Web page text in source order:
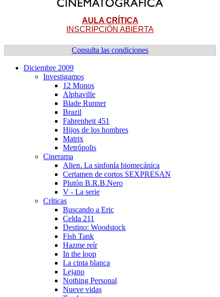
AULA CRÍTICA
INSCRIPCIÓN ABIERTA
Consulta las condiciones
Diciembre 2009
Investigamos
12 Monos
Alphaville
Blade Runner
Brazil
Fahrenheit 451
Hijos de los hombres
Matrix
Metrópolis
Cinerama
Alien. La sinfoní­a biomecánica
Certamen de cortos SEXPRESAN
Plutón B.R.B.Nero
V - La serie
Crí­ticas
Buscando a Eric
Celda 211
Destino: Woodstock
Fish Tank
Hazme reí­r
In the loop
La cinta blanca
Lejano
Nothing Personal
Nueve vidas